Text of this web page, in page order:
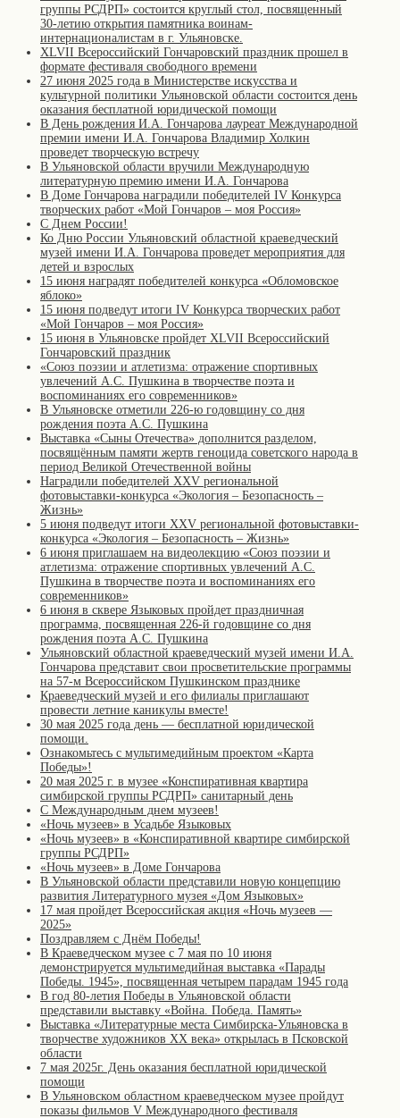
группы РСДРП» состоится круглый стол, посвященный
30-летию открытия памятника воинам-
интернационалистам в г. Ульяновске.
XLVII Всероссийский Гончаровский праздник прошел в
формате фестиваля свободного времени
27 июня 2025 года в Министерстве искусства и
культурной политики Ульяновской области состоится день
оказания бесплатной юридической помощи
В День рождения И.А. Гончарова лауреат Международной
премии имени И.А. Гончарова Владимир Холкин
проведет творческую встречу
В Ульяновской области вручили Международную
литературную премию имени И.А. Гончарова
В Доме Гончарова наградили победителей IV Конкурса
творческих работ «Мой Гончаров – моя Россия»
С Днем России!
Ко Дню России Ульяновский областной краеведческий
музей имени И.А. Гончарова проведет мероприятия для
детей и взрослых
15 июня наградят победителей конкурса «Обломовское
яблоко»
15 июня подведут итоги IV Конкурса творческих работ
«Мой Гончаров – моя Россия»
15 июня в Ульяновске пройдет XLVII Всероссийский
Гончаровский праздник
«Союз поэзии и атлетизма: отражение спортивных
увлечений А.С. Пушкина в творчестве поэта и
воспоминаниях его современников»
В Ульяновске отметили 226-ю годовщину со дня
рождения поэта А.С. Пушкина
Выставка «Сыны Отечества» дополнится разделом,
посвящённым памяти жертв геноцида советского народа в
период Великой Отечественной войны
Наградили победителей XXV региональной
фотовыставки-конкурса «Экология – Безопасность –
Жизнь»
5 июня подведут итоги XXV региональной фотовыставки-
конкурса «Экология – Безопасность – Жизнь»
6 июня приглашаем на видеолекцию «Союз поэзии и
атлетизма: отражение спортивных увлечений А.С.
Пушкина в творчестве поэта и воспоминаниях его
современников»
6 июня в сквере Языковых пройдет праздничная
программа, посвященная 226-й годовщине со дня
рождения поэта А.С. Пушкина
Ульяновский областной краеведческий музей имени И.А.
Гончарова представит свои просветительские программы
на 57-м Всероссийском Пушкинском празднике
Краеведческий музей и его филиалы приглашают
провести летние каникулы вместе!
30 мая 2025 года день — бесплатной юридической
помощи.
Ознакомьтесь с мультимедийным проектом «Карта
Победы»!
20 мая 2025 г. в музее «Конспиративная квартира
симбирской группы РСДРП» санитарный день
С Международным днем музеев!
«Ночь музеев» в Усадьбе Языковых
«Ночь музеев» в «Конспиративной квартире симбирской
группы РСДРП»
«Ночь музеев» в Доме Гончарова
В Ульяновской области представили новую концепцию
развития Литературного музея «Дом Языковых»
17 мая пройдет Всероссийская акция «Ночь музеев —
2025»
Поздравляем с Днём Победы!
В Краеведческом музее с 7 мая по 10 июня
демонстрируется мультимедийная выставка «Парады
Победы. 1945», посвященная четырем парадам 1945 года
В год 80-летия Победы в Ульяновской области
представили выставку «Война. Победа. Память»
Выставка «Литературные места Симбирска-Ульяновска в
творчестве художников XX века» открылась в Псковской
области
7 мая 2025г. День оказания бесплатной юридической
помощи
В Ульяновском областном краеведческом музее пройдут
показы фильмов V Международного фестиваля